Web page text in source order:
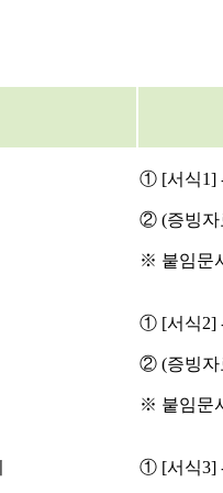
① [서식1]
② (증빙자
※ 붙임문
① [서식2]
② (증빙자
※ 붙임문
① [서식3]